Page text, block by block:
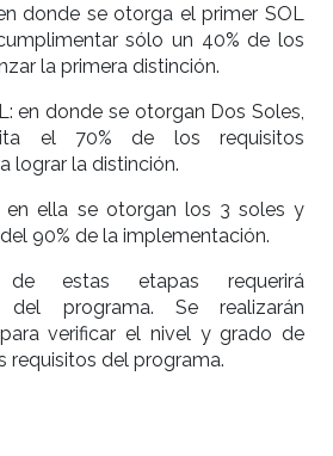
donde se otorga el primer SOL
sólo un 40% de los
la primera distinción.
en donde se otorgan Dos Soles,
el 70% de los requisitos
lograr la distinción.
en ella se otorgan los 3 soles y
90% de la implementación.
estas etapas requerirá
del programa. Se realizarán
verificar el nivel y grado de
requisitos del programa.